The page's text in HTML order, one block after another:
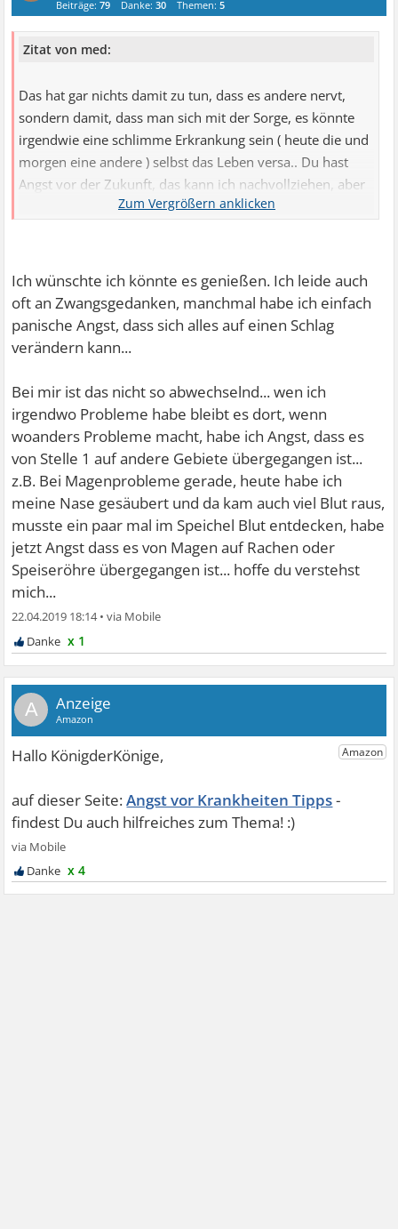
Beiträge:79 Danke:30 Themen:5
Zitat von med:
Das hat gar nichts damit zu tun, dass es andere nervt,
sondern damit, dass man sich mit der Sorge, es könnte
irgendwie eine schlimme Erkrankung sein ( heute die und
morgen eine andere ) selbst das Leben versa.. Du hast
Angst vor der Zukunft, das kann ich nachvollziehen, aber
nicht Deine Zukunft sieht düster aus, sondern Deine
absurdesten Krankheiten kommst. Die Cyberchondrie ist
für mehr schwere Krankheiten verantwortlich als als man
denkt.
Ich wünschte ich könnte es genießen. Ich leide auch
oft an Zwangsgedanken, manchmal habe ich einfach
panische Angst, dass sich alles auf einen Schlag
verändern kann...
Bei mir ist das nicht so abwechselnd... wen ich
irgendwo Probleme habe bleibt es dort, wenn
woanders Probleme macht, habe ich Angst, dass es
von Stelle 1 auf andere Gebiete übergegangen ist...
z.B. Bei Magenprobleme gerade, heute habe ich
meine Nase gesäubert und da kam auch viel Blut raus,
musste ein paar mal im Speichel Blut entdecken, habe
jetzt Angst dass es von Magen auf Rachen oder
Speiseröhre übergegangen ist... hoffe du verstehst
mich...
22.04.2019 18:14•
x 1
A
Angst vor Krankheiten Tipps
x 4